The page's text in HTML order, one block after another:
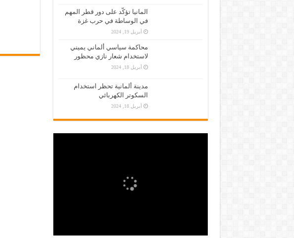
المانيا تؤكّد على دور قطر المهم
في الوساطة في حرب غزة
أبريل 19, 2024
محاكمة سياسي ألماني يميني
لاستخدام شعار نازي محظور
أبريل 18, 2024
مدينة ألمانية تحظر استخدام
السكوتر الكهربائي
أبريل 18, 2024